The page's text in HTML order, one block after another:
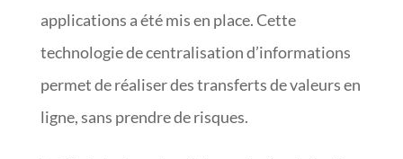
applications a été mis en place. Cette
technologie de centralisation d’informations
permet de réaliser des transferts de valeurs en
ligne, sans prendre de risques.